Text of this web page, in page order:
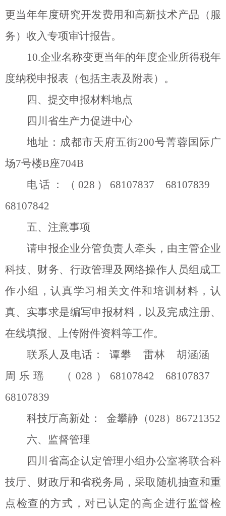
更当年年度研究开发费用和高新技术产品（服
务）收入专项审计报告。
10.企业名称变更当年的年度企业所得税年
度纳税申报表（包括主表及附表）。
四、提交申报材料地点
四川省生产力促进中心
地址：成都市天府五街200号菁蓉国际广
场7号楼B座704B
电话：（ 028 ） 68107837 68107839
68107842
五、注意事项
请申报企业分管负责人牵头，由主管企业
科技、财务、行政管理及网络操作人员组成工
作小组，认真学习相关文件和培训材料，认
真、实事求是编写申报材料，以及完成注册、
在线填报、上传附件资料等工作。
联系人及电话：
谭攀 雷林
胡涵涵
周乐瑶
（028 ） 68107842 68107837
68107839
科技厅高新处：
金攀静（028） 86721352
六、监督管理
四川省高企认定管理小组办公室将联合科
技厅、财政厅和省税务局，采取随机抽查和重
点检查的方式，对已认定的高企进行监督检